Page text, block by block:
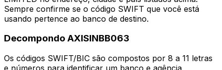
Sempre confirme se o código SWIFT que você está
usando pertence ao banco de destino.
Decompondo AXISINBB063
Os códigos SWIFT/BIC são compostos por 8 a 11 letras